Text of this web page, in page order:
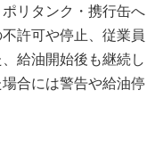
リタンク・携行缶へ
許可や停止、従業員
給油開始後も継続し
合には警告や給油停